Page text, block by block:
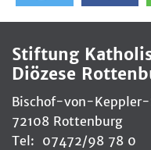
Stiftung
Diözese
Bischof-von-Keppler-
72108 Rottenburg
Tel: 07472/98 78 0